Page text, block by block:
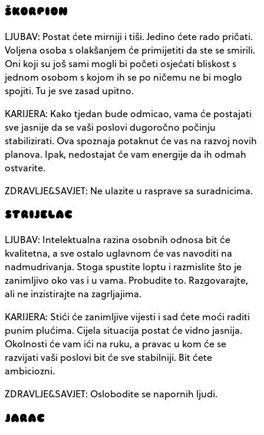
ŠKORPION
LJUBAV: Postat ćete mirniji i tiši. Jedino ćete rado pričati.
Voljena osoba s olakšanjem će primijetiti da ste se smirili.
Oni koji su još sami mogli bi početi osjećati bliskost s
jednom osobom s kojom ih se po ničemu ne bi moglo
spojiti. Tu je sve zasad upitno.
KARIJERA: Kako tjedan bude odmicao, vama će postajati
sve jasnije da se vaši poslovi dugoročno počinju
stabilizirati. Ova spoznaja potaknut će vas na razvoj novih
planova. Ipak, nedostajat će vam energije da ih odmah
ostvarite.
ZDRAVLJE&SAVJET: Ne ulazite u rasprave sa suradnicima.
STRIJELAC
LJUBAV: Intelektualna razina osobnih odnosa bit će
kvalitetna, a sve ostalo uglavnom će vas navoditi na
nadmudrivanja. Stoga spustite loptu i razmislite što je
zanimljivo oko vas i u vama. Probudite to. Razgovarajte,
ali ne inzistirajte na zagrljajima.
KARIJERA: Stići će zanimljive vijesti i sad ćete moći raditi
punim plućima. Cijela situacija postat će vidno jasnija.
Okolnosti će vam ići na ruku, a pravac u kom će se
razvijati vaši poslovi bit će sve stabilniji. Bit ćete
ambiciozni.
ZDRAVLJE&SAVJET: Oslobodite se napornih ljudi.
JARAC